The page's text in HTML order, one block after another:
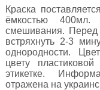
Краска
ёмкостью
смешивания. Перед
встряхнуть 2-3
однородности.
цвету
этикетке.
отражена на